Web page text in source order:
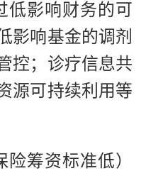
影响财务的可
影响基金的调剂
控；诊疗信息共
源可持续利用等
筹资标准低）